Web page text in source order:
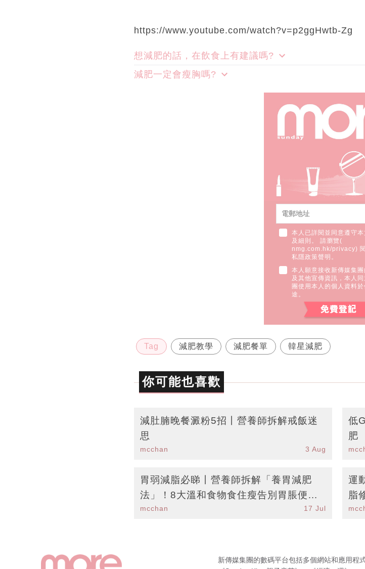
https://www.youtube.com/watch?v=p2ggHwtb-Zg
想減肥的話，在飲食上有建議嗎?
減肥一定會瘦胸嗎?
本人已詳閱並同意遵守
及細則。 請瀏覽(
nmg.com.hk/privacy)
私隱政策聲明。
本人願意接收新傳媒集
及其他宣傳資訊，本人
團使用本人的個人資料於
途。
Tag 減肥教學 減肥餐單 韓星減肥
你可能也喜歡
減肚腩晚餐澱粉5招丨營養師拆解戒飯迷
思
mcchan 3 Aug
低
肥
胃弱減脂必睇丨營養師拆解「養胃減肥
法」！8大溫和食物食住瘦告別胃脹便秘
飲水都肥
mcchan 17 Jul
運
脂
新傳媒集團的數碼平台包括多個網站和應用程